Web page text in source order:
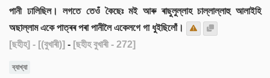
পানী ঢালিছিল। লগতে তেওঁ কৈছেঃ মই আৰু ৰাছুলুল্লাহ চাল্লাল্লাহু আলাইহি
অছাল্লাম একে পাত্ৰৰ পৰা পানীলৈ একেলগে গা ধুইছিলোঁ।
[ছহীহ] - [(বুখাৰী)] - [ছহীহ বুখাৰী - 272]
ব্যাখ্যা